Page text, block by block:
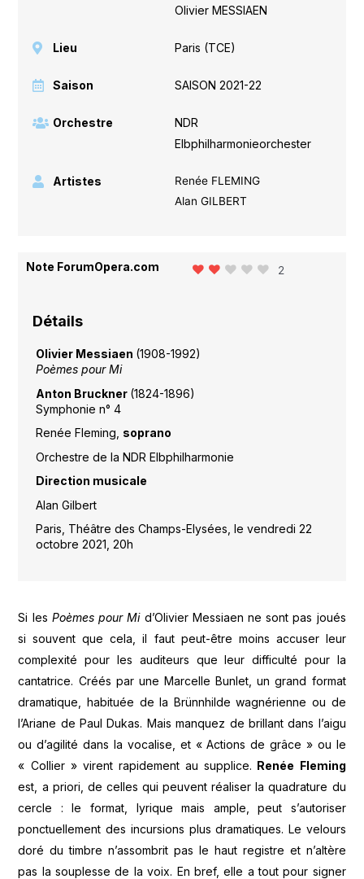
Olivier MESSIAEN
Lieu Paris (TCE)
Saison SAISON 2021-22
Orchestre
NDR
Elbphilharmonieorchester
Artistes
Renée FLEMING
Alan GILBERT
Note ForumOpera.com 2
Détails
Olivier Messiaen (1908-1992)
Poèmes pour Mi
Anton Bruckner (1824-1896)
Symphonie n° 4
Renée Fleming, soprano
Orchestre de la NDR Elbphilharmonie
Direction musicale
Alan Gilbert
Paris, Théâtre des Champs-Elysées, le vendredi 22
octobre 2021, 20h
Si les Poèmes pour Mi d’Olivier Messiaen ne sont pas joués
si souvent que cela, il faut peut-être moins accuser leur
complexité pour les auditeurs que leur difficulté pour la
cantatrice. Créés par une Marcelle Bunlet, un grand format
dramatique, habituée de la Brünnhilde wagnérienne ou de
l’Ariane de Paul Dukas. Mais manquez de brillant dans l’aigu
ou d’agilité dans la vocalise, et « Actions de grâce » ou le
« Collier » virent rapidement au supplice. Renée Fleming
est, a priori, de celles qui peuvent réaliser la quadrature du
cercle : le format, lyrique mais ample, peut s’autoriser
ponctuellement des incursions plus dramatiques. Le velours
doré du timbre n’assombrit pas le haut registre et n’altère
pas la souplesse de la voix. En bref, elle a tout pour signer